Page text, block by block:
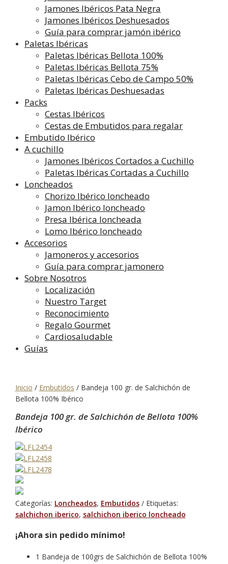
Jamones Ibéricos Pata Negra
Jamones Ibéricos Deshuesados
Guía para comprar jamón ibérico
Paletas Ibéricas
Paletas Ibéricas Bellota 100%
Paletas Ibéricas Bellota 75%
Paletas Ibéricas Cebo de Campo 50%
Paletas Ibéricas Deshuesadas
Packs
Cestas Ibéricos
Cestas de Embutidos para regalar
Embutido Ibérico
A cuchillo
Jamones Ibéricos Cortados a Cuchillo
Paletas Ibéricas Cortadas a Cuchillo
Loncheados
Chorizo Ibérico loncheado
Jamon Ibérico loncheado
Presa Ibérica loncheada
Lomo Ibérico loncheado
Accesorios
Jamoneros y accesorios
Guía para comprar jamonero
Sobre Nosotros
Localización
Nuestro Target
Reconocimiento
Regalo Gourmet
Cardiosaludable
Guías
Inicio / Embutidos / Bandeja 100 gr. de Salchichón de
Bellota 100% Ibérico
Bandeja 100 gr. de Salchichón de Bellota 100%
Ibérico
Categorías: Loncheados, Embutidos
Etiquetas:
salchichon iberico, salchichon iberico loncheado
¡Ahora sin pedido mínimo!
1 Bandeja de 100grs de Salchichón de Bellota 100%